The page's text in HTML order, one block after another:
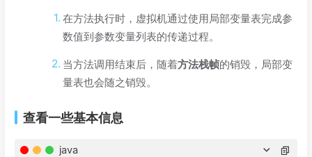
在方法执行时，虚拟机通过使用局部变量表完成参
数值到参数变量列表的传递过程。
当方法调用结束后，随着方法栈帧的销毁，局部变
量表也会随之销毁。
查看一些基本信息
java